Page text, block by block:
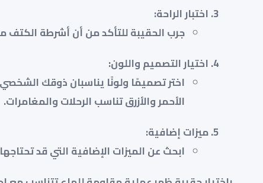
اختبار الراحة:
جرب الحقيبة للتأكد من أن أشرطة الكتف
اختيار التصميم واللون:
اختر تصميمًا ولونًا يناسبان ذوقك الشخصي
الأحمر والأزرق تناسب الرحلات والمغامرات.
ميزات إضافية:
ابحث عن الميزات الإضافية التي قد